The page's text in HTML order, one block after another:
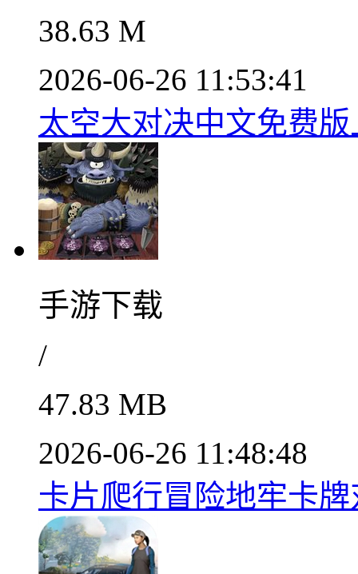
38.63 M
2026-06-26 11:53:41
太空大对决中文免费
手游下载
/
47.83 MB
2026-06-26 11:48:48
卡片爬行冒险地牢卡